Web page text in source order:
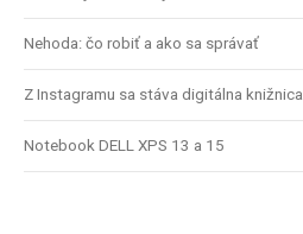
Nehoda: čo robiť a ako sa správať
Z Instagramu sa stáva digitálna knižnica
Notebook DELL XPS 13 a 15